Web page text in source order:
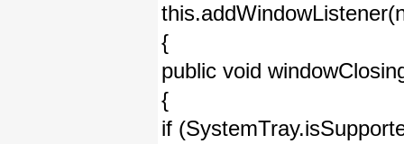
{
public void
{
if